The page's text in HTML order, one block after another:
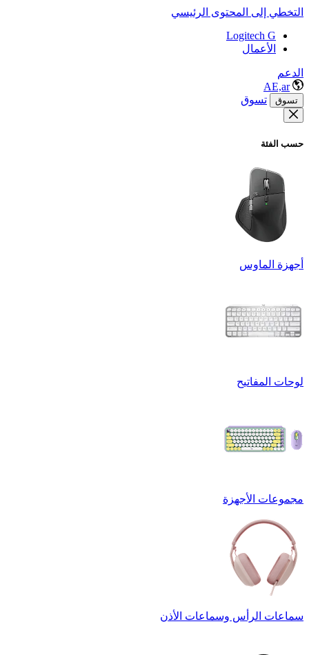
التخطي إلى المحتوى الرئيسي
Logitech G
الأعمال
الدعم
AE,ar
تسوق تسوق
حسب الفئة
أجهزة الماوس
لوحات المفاتيح
مجموعات الأجهزة
سماعات الرأس وسماعات الأذن